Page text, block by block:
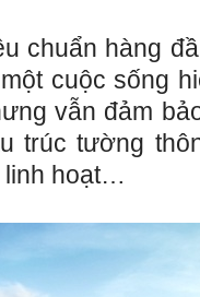
chuẩn hàng
cuộc sống
vẫn đảm
trúc tường
linh hoạt…